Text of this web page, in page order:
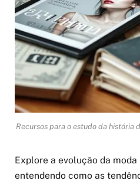
Recursos para o estudo da história
Explore a evolução da
entendendo como as